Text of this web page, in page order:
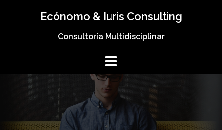
Ecónomo & Iuris Consulting
Consultoría Multidisciplinar